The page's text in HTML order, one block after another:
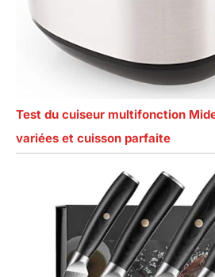
Test du cuiseur multifonction
variées et cuisson parfaite